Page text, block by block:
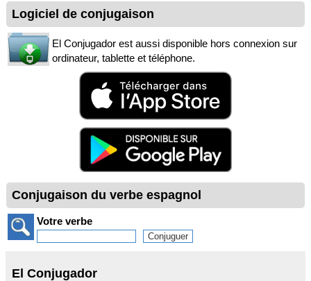
Logiciel de conjugaison
El Conjugador est aussi disponible hors connexion sur
ordinateur, tablette et téléphone.
Conjugaison du verbe espagnol
Votre verbe
El Conjugador